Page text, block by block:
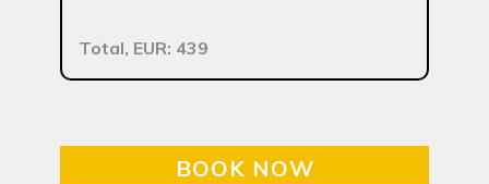
Total, EUR: 439
BOOK NOW